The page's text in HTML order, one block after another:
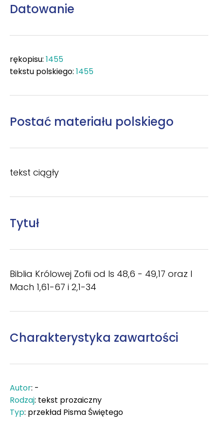
Datowanie
rękopisu: 1455
tekstu polskiego: 1455
Postać materiału polskiego
tekst ciągły
Tytuł
Biblia Królowej Zofii od Is 48,6 - 49,17 oraz I
Mach 1,61-67 i 2,1-34
Charakterystyka zawartości
Autor: -
Rodzaj: tekst prozaiczny
Typ: przekład Pisma Świętego